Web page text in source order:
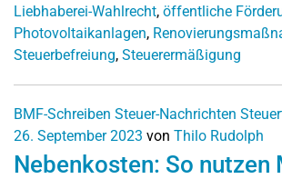
Liebhaberei-Wahlrecht, öffentliche
Photovoltaikanlagen,
Steuerbefreiung, Steuerermäßigung
BMF-Schreiben Steuer-Nachrichten
26. September 2023 von Thilo Rudolph
Nebenkosten: So nutzen